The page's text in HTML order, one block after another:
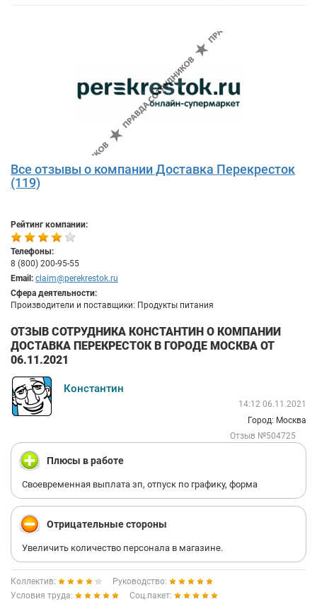
Все отзывы о компании Доставка Перекресток
(119)
Рейтинг компании:
Телефоны:
8 (800) 200-95-55
Email: claim@perekrestok.ru
Сфера деятельности:
Производители и поставщики: Продукты питания
ОТЗЫВ СОТРУДНИКА КОНСТАНТИН О КОМПАНИИ
ДОСТАВКА ПЕРЕКРЕСТОК В ГОРОДЕ МОСКВА ОТ
06.11.2021
Константин
14:12 06.11.2021
Город: Москва
Отзыв №504725
Плюсы в работе
Своевременная выплата зп, отпуск по графику, форма
Отрицательные стороны
Увеличить количество персонала в магазине.
Коллектив:
Руководство:
Условия труда:
Соц.пакет: